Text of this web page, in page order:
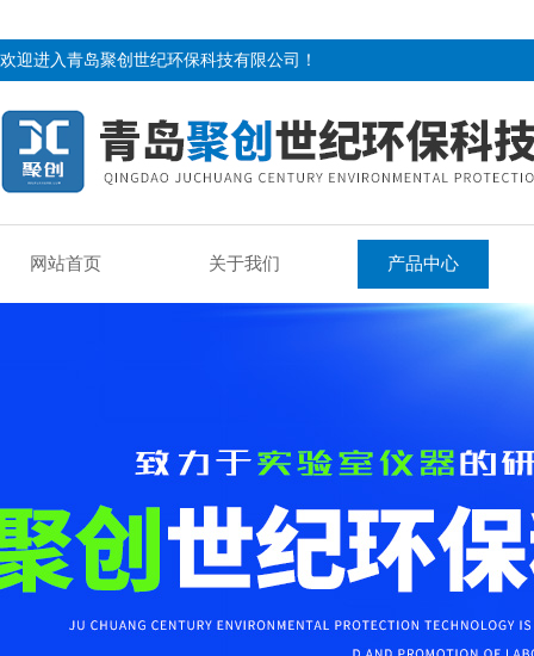
欢迎进入青岛聚创世纪环保科技有限公司！
网站首页 关于我们 产品中心